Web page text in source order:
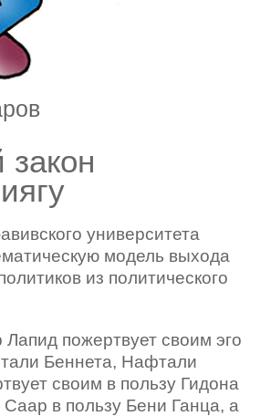
университета
модель выхода
из политического
пожертвует своим эго
Беннета, Нафтали
своим в пользу Гидона
в пользу Бени Ганца, а